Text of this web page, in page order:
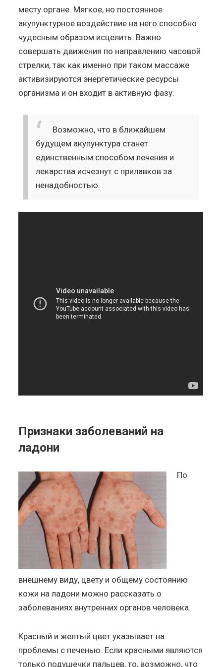
месту органе. Мягкое, но постоянное
акупунктурное воздействие на него способно
чудесным образом исцелить. Важно
совершать движения по направлению часовой
стрелки, так как именно при таком массаже
активизируются энергетические ресурсы
организма и он входит в активную фазу.
Возможно, что в ближайшем
будущем акупунктура станет
единственным способом лечения и
лекарства исчезнут с прилавков за
ненадобностью.
Признаки заболеваний на
ладони
По
внешнему виду, цвету и общему состоянию
кожи на ладони можно рассказать о
заболеваниях внутренних органов человека.
Красный и желтый цвет указывает на
проблемы с печенью. Если красными являются
только подушечки пальцев, то, возможно, что